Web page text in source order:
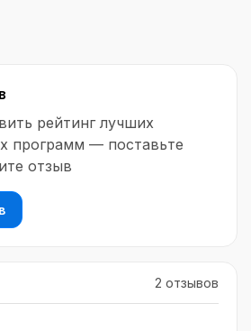
широких кругов слушателей,
3.0.
рейтинг лучших
программ — поставьте
отзыв
2 отзывов